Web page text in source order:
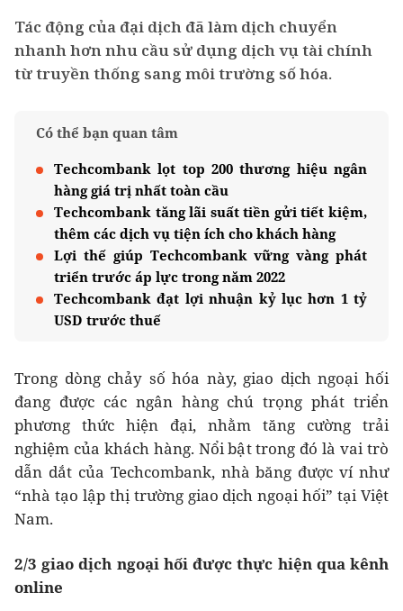
Tác động của đại dịch đã làm dịch chuyển
nhanh hơn nhu cầu sử dụng dịch vụ tài chính
từ truyền thống sang môi trường số hóa.
Có thể bạn quan tâm
Techcombank lọt top 200 thương hiệu ngân
hàng giá trị nhất toàn cầu
Techcombank tăng lãi suất tiền gửi tiết kiệm,
thêm các dịch vụ tiện ích cho khách hàng
Lợi thế giúp Techcombank vững vàng phát
triển trước áp lực trong năm 2022
Techcombank đạt lợi nhuận kỷ lục hơn 1 tỷ
USD trước thuế
Trong dòng chảy số hóa này, giao dịch ngoại hối
đang được các ngân hàng chú trọng phát triển
phương thức hiện đại, nhằm tăng cường trải
nghiệm của khách hàng. Nổi bật trong đó là vai trò
dẫn dắt của Techcombank, nhà băng được ví như
“nhà tạo lập thị trường giao dịch ngoại hối” tại Việt
Nam.
2/3 giao dịch ngoại hối được thực hiện qua kênh
online